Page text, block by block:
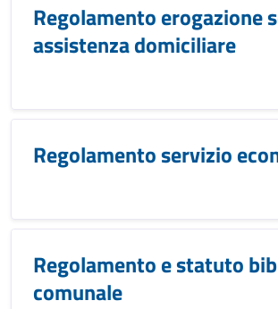
Regolamento erogazione
assistenza domiciliare
Regolamento servizio
Regolamento e statuto
comunale